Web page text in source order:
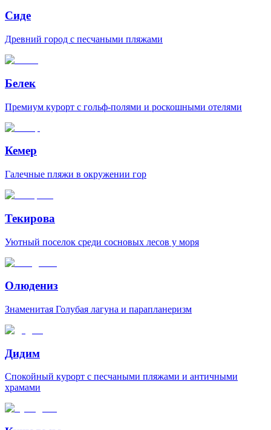
Сиде
Древний город с песчаными пляжами
Белек
Премиум курорт с гольф-полями и роскошными отелями
Кемер
Галечные пляжи в окружении гор
Текирова
Уютный поселок среди сосновых лесов у моря
Олюдениз
Знаменитая Голубая лагуна и парапланеризм
Дидим
Спокойный курорт с песчаными пляжами и античными
храмами